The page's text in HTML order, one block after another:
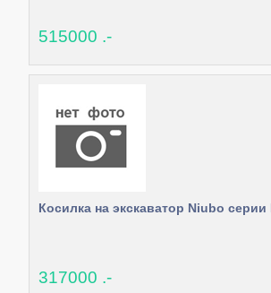
515000 .-
Косилка на экскаватор Niubo серии
317000 .-